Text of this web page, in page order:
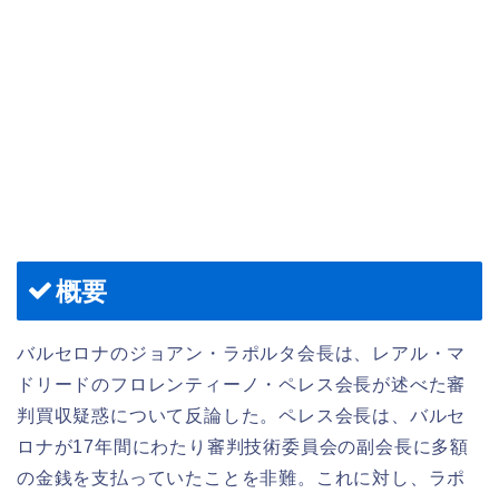
概要
バルセロナのジョアン・ラポルタ会長は、レアル・マ
ドリードのフロレンティーノ・ペレス会長が述べた審
判買収疑惑について反論した。ペレス会長は、バルセ
ロナが17年間にわたり審判技術委員会の副会長に多額
の金銭を支払っていたことを非難。これに対し、ラポ